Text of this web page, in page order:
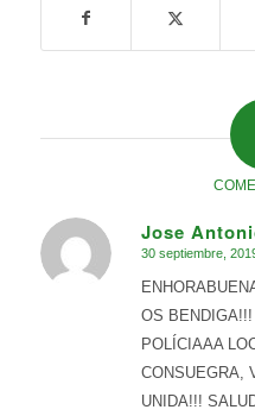
Jose
Dice:
30 septiembre,
OS
POLÍCIAAA
CONSUEGRA,
UNIDA!!!